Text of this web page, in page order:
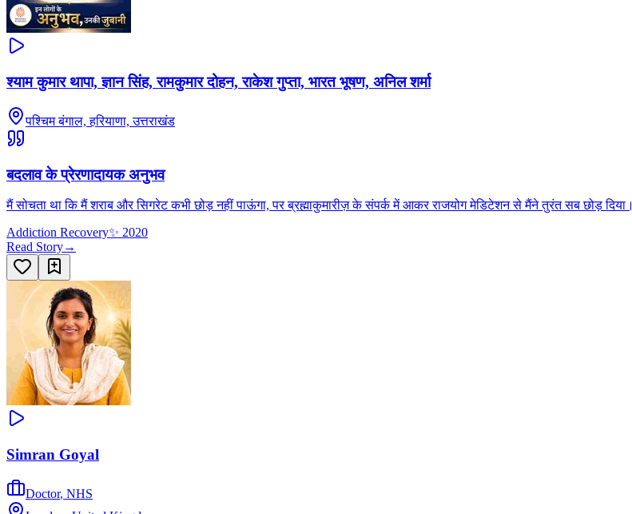
श्याम कुमार थापा, ज्ञान सिंह, रामकुमार दोहन, राकेश गुप्ता, भारत भूषण, अनिल शर्मा
पश्चिम बंगाल, हरियाणा, उत्तराखंड
बदलाव के प्रेरणादायक अनुभव
मैं सोचता था कि मैं शराब और सिगरेट कभी छोड़ नहीं पाऊंगा, पर ब्रह्माकुमारीज़ के संपर्क में आकर राजयोग मेडिटेशन से मैंने तुरंत सब छोड़ दिया।
Addiction Recovery✨ 2020
Read Story→
Simran Goyal
Doctor, NHS